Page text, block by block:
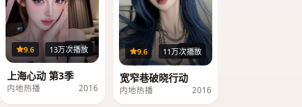
33集
9.6 13万次播放
上海心动 第3季
内地热播 2016
23集
9.6 11万次播放
宽窄巷破晓行动
内地热播 2016